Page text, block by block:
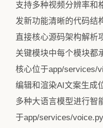
支持多种视频分辨率和
发新功能清晰的代码结
直接核心源码架构解析
关键模块中每个模块都
核心位于app/services/
编辑和渲染AI文案生成
多种大语言模型进行智
于app/services/